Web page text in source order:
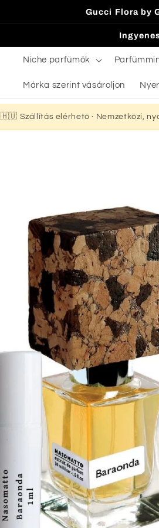
Gucci Flora by
Niche parfümök
Márka szerint vásároljon
🇭🇺 Szállítás elérhető · Nemzetközi,